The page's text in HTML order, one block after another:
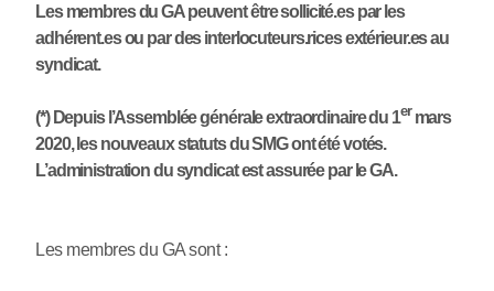
Les membres du GA peuvent être sollicité.es par les
adhérent.es ou par des interlocuteurs.rices extérieur.es au
syndicat.
(*) Depuis l’Assemblée générale extraordinaire du 1er mars
2020, les nouveaux statuts du SMG ont été votés.
L’administration du syndicat est assurée par le GA.
Les membres du GA sont :